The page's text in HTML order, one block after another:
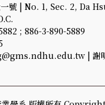
一號 | No. 1, Sec. 2, Da
; 886-3-890-5889
| 謝